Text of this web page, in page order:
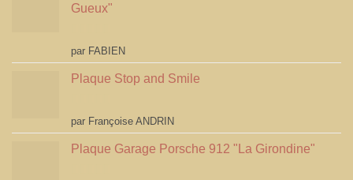
Gueux"
Note5sur 5
par FABIEN
Plaque Stop and Smile
Note4
sur 5
par Françoise ANDRIN
Plaque Garage Porsche 912 "La Girondine"